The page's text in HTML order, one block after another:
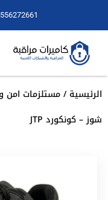
الرئيسية/مستلزمات امن
شوز – كونكورد JTP